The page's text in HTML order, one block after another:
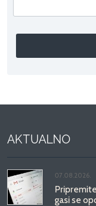
AKTUALNO
07.08.2026.
gasi se